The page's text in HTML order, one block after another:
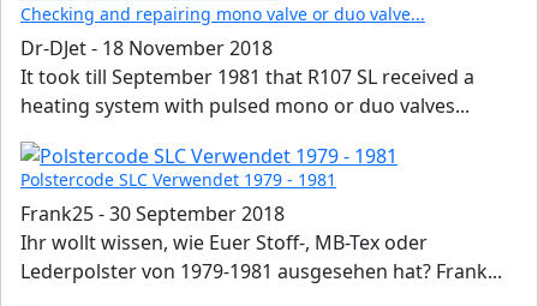
Checking and repairing mono valve or duo valve...
Dr-DJet- 18 November 2018
It took till September 1981 that R107 SL received a
heating system with pulsed mono or duo valves...
Polstercode SLC Verwendet 1979 - 1981
Frank25-30 September 2018
Ihr wollt wissen, wie Euer Stoff-, MB-Tex oder
Lederpolster von 1979-1981 ausgesehen hat? Frank...